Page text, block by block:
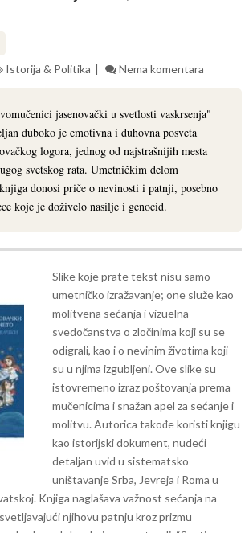
Istorija & Politika Nema komentara
jasenovački u svetlosti vaskrsenja"
duboko je emotivna i duhovna posveta
logora, jednog od najstrašnijih mesta
svetskog rata. Umetničkim delom
donosi priče o nevinosti i patnji, posebno
koje je doživelo nasilje i genocid.
Slike koje prate tekst nisu samo
umetničko izražavanje; one služe kao
molitvena sećanja i vizuelna
svedočanstva o zločinima koji su se
odigrali, kao i o nevinim životima koji
su u njima izgubljeni. Ove slike su
istovremeno izraz poštovanja prema
mučenicima i snažan apel za sećanje i
molitvu. Autorica takođe koristi knjigu
kao istorijski dokument, nudeći
detaljan uvid u sistematsko
uništavanje Srba, Jevreja i Roma u
Knjiga naglašava važnost sećanja na
njihovu patnju kroz prizmu